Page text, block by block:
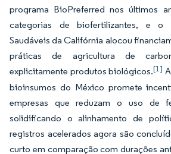
programa BioPreferred nos últimos
categorias de biofertilizantes, e o
Saudáveis da Califórnia alocou
práticas de agricultura de
explicitamente produtos biológicos.[1]
bioinsumos do México promete
empresas que reduzam o uso de
solidificando o alinhamento de
registros acelerados agora são
curto em comparação com durações